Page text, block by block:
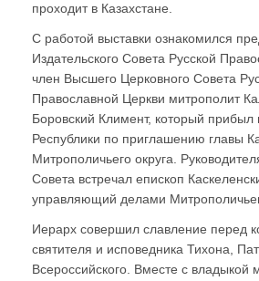
проходит в Казахстане.
С работой выставки ознакомился
Издательского Совета Русской
член Высшего Церковного Совета
Православной Церкви митрополит
Боровский Климент, который
Республики по приглашению главы
Митрополичьего округа.
Совета встречал епископ
управляющий делами
Иерарх совершил славление перед
святителя и исповедника Тихона,
Всероссийского. Вместе с владыкой